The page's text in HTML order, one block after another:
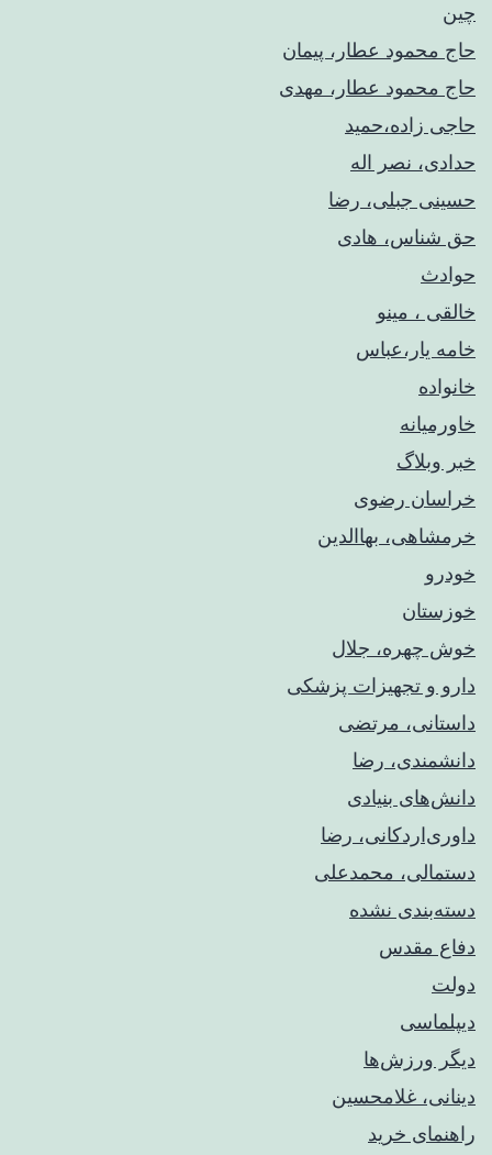
چین
حاج محمود عطار، پیمان
حاج محمود عطار، مهدی
حاجی زاده،حمید
حدادی، نصر اله
حسینی جبلی، رضا
حق شناس، هادی
حوادث
خالقی ، مینو
خامه یار،عباس
خانواده
خاورمیانه
خبر وبلاگ
خراسان رضوی
خرمشاهی، بهاالدین
خودرو
خوزستان
خوش چهره، جلال
دارو و تجهیزات پزشکی
داستانی، مرتضی
دانشمندی، رضا
دانش‌های بنیادی
داوری‌اردکانی، رضا
دستمالی، محمدعلی
دسته‌بندی نشده
دفاع مقدس
دولت
دیپلماسی
دیگر ورزش‌ها
دینانی، غلامحسین
راهنمای خريد